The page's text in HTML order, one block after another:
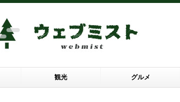
観光 グルメ